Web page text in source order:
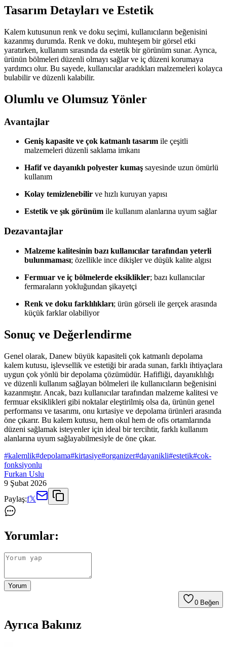
Tasarım Detayları ve Estetik
Kalem kutusunun renk ve doku seçimi, kullanıcıların beğenisini
kazanmış durumda. Renk ve doku, muhteşem bir görsel etki
yaratırken, kullanım sırasında da estetik bir görünüm sunar. Ayrıca,
ürünün bölmeleri düzenli olmayı sağlar ve iç düzeni korumaya
yardımcı olur. Bu sayede, kullanıcılar aradıkları malzemeleri kolayca
bulabilir ve düzenli kalabilir.
Olumlu ve Olumsuz Yönler
Avantajlar
Geniş kapasite ve çok katmanlı tasarım ile çeşitli
malzemeleri düzenli saklama imkanı
Hafif ve dayanıklı polyester kumaş sayesinde uzun ömürlü
kullanım
Kolay temizlenebilir ve hızlı kuruyan yapısı
Estetik ve şık görünüm ile kullanım alanlarına uyum sağlar
Dezavantajlar
Malzeme kalitesinin bazı kullanıcılar tarafından yeterli
bulunmaması; özellikle ince dikişler ve düşük kalite algısı
Fermuar ve iç bölmelerde eksiklikler; bazı kullanıcılar
fermaraların yokluğundan şikayetçi
Renk ve doku farklılıkları; ürün görseli ile gerçek arasında
küçük farklar olabiliyor
Sonuç ve Değerlendirme
Genel olarak, Danew büyük kapasiteli çok katmanlı depolama
kalem kutusu, işlevsellik ve estetiği bir arada sunan, farklı ihtiyaçlara
uygun çok yönlü bir depolama çözümüdür. Hafifliği, dayanıklılığı
ve düzenli kullanım sağlayan bölmeleri ile kullanıcıların beğenisini
kazanmıştır. Ancak, bazı kullanıcılar tarafından malzeme kalitesi ve
fermuar eksiklikleri gibi noktalar eleştirilmiş olsa da, ürünün genel
performansı ve tasarımı, onu kırtasiye ve depolama ürünleri arasında
öne çıkarır. Bu kalem kutusu, hem okul hem de ofis ortamlarında
düzeni sağlamak isteyenler için ideal bir tercihtir, farklı kullanım
alanlarına uyum sağlayabilmesiyle de öne çıkar.
#kalemlik#depolama#kirtasiye#organizer#dayanikli#estetik#cok-
fonksiyonlu
Furkan Uslu
9 Şubat 2026
Paylaş:f𝕏
Yorumlar:
Yorum
0 Beğen
Ayrıca Bakınız